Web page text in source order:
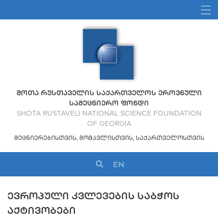
ᲨᲝᲗᲐ ᲠᲣᲡᲗᲐᲕᲔᲚᲘᲡ ᲡᲐᲥᲐᲠᲗᲕᲔᲚᲝᲡ ᲔᲠᲝᲕᲜᲣᲚᲘ
ᲡᲐᲛᲔᲪᲜᲘᲔᲠᲝ ᲤᲝᲜᲓᲘ
SHOTA RUSTAVELI NATIONAL SCIENCE FOUNDATION
OF GEORGIA
ᲛᲔᲪᲜᲘᲔᲠᲔᲑᲘᲡᲗᲕᲘᲡ, ᲛᲝᲛᲐᲕᲚᲘᲡᲗᲕᲘᲡ, ᲡᲐᲥᲐᲠᲗᲕᲔᲚᲝᲡᲗᲕᲘᲡ
EN
ᲔᲕᲠᲝᲞᲣᲚᲘ ᲙᲕᲚᲔᲕᲔᲑᲘᲡ ᲡᲐᲑᲭᲝᲡ
ᲐᲥᲢᲘᲕᲝᲑᲔᲑᲘ